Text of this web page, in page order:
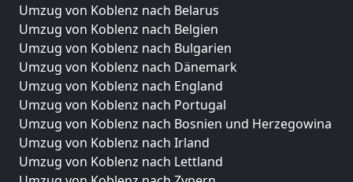
Umzug von Koblenz nach Belarus
Umzug von Koblenz nach Belgien
Umzug von Koblenz nach Bulgarien
Umzug von Koblenz nach Dänemark
Umzug von Koblenz nach England
Umzug von Koblenz nach Portugal
Umzug von Koblenz nach Bosnien und Herzegowina
Umzug von Koblenz nach Irland
Umzug von Koblenz nach Lettland